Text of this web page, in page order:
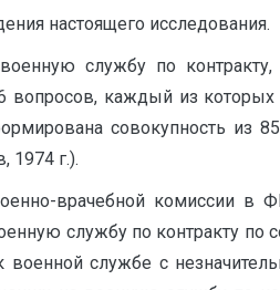
настоящего исследования.
службу по контракту,
вопросов, каждый из
совокупность из
1974 г.).
врачебной комиссии в
службу по контракту
службе с